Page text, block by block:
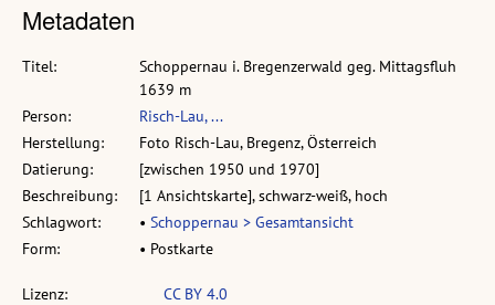
Metadaten
Titel:
Schoppernau i. Bregenzerwald geg. Mittagsfluh
1639 m
Person:
Risch-Lau, ...
Herstellung:
Foto Risch-Lau, Bregenz, Österreich
Datierung:
[zwischen 1950 und 1970]
Beschreibung:
[1 Ansichtskarte], schwarz-weiß, hoch
Schlagwort:
• Schoppernau > Gesamtansicht
Form:
• Postkarte
Lizenz:
CC BY 4.0